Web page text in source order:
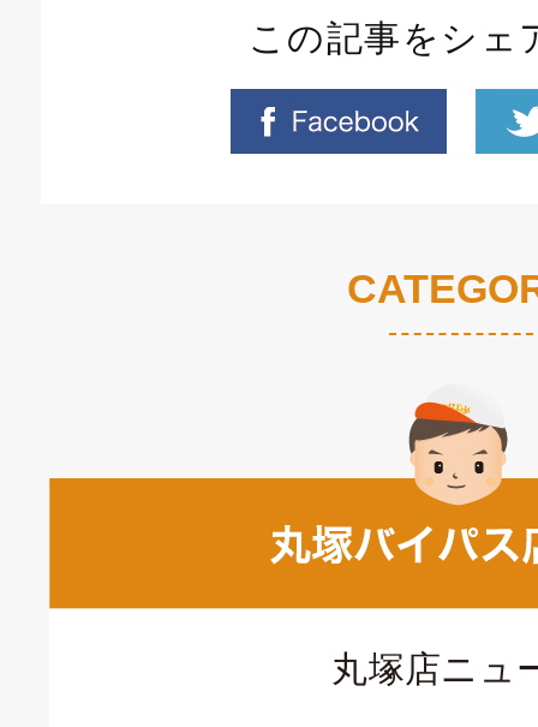
この記事をシェ
丸塚店ニュ